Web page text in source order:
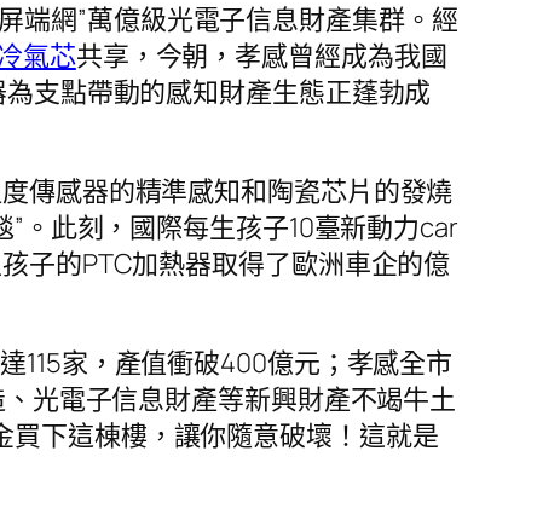
端網”萬億級光電子信息財產集群。經
氣芯共享，今朝，孝感曾經成為我國
支點帶動的感知財產生態正蓬勃成
傳感器的精準感知和陶瓷芯片的發燒
”。此刻，國際每生孩子10臺新動力car
子的PTC加熱器取得了歐洲車企的億
115家，產值衝破400億元；孝感全市
光電子信息財產等新興財產不竭牛土
買下這棟樓，讓你隨意破壞！這就是